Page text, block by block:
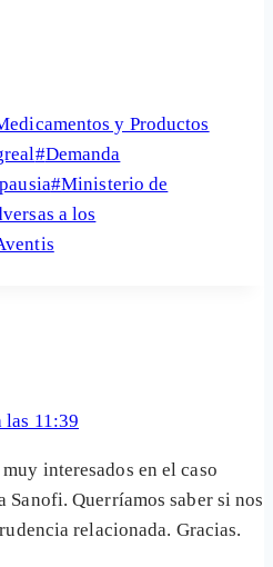
y Productos
#Demanda
#Ministerio de
a los
las 11:39
interesados en el caso
Sanofi. Querríamos saber si nos
relacionada. Gracias.